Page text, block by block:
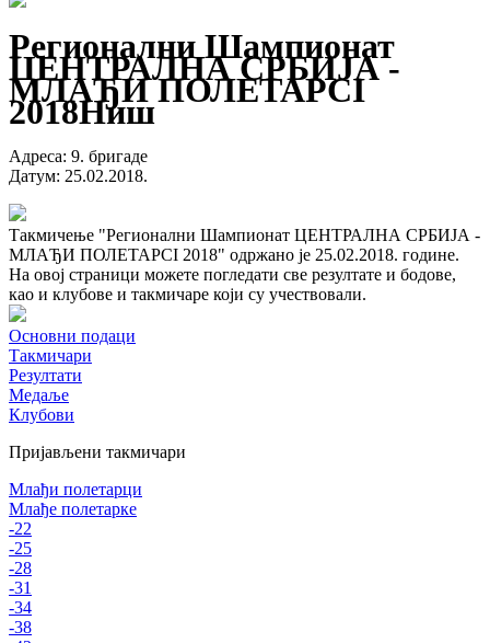
Регионални Шампионат
ЦЕНТРАЛНА СРБИЈА -
МЛАЂИ ПОЛЕТАРCI
2018Ниш
Адреса: 9. бригаде
Датум: 25.02.2018.
Такмичење "Регионални Шампионат ЦЕНТРАЛНА СРБИЈА -
МЛАЂИ ПОЛЕТАРCI 2018" одржано је 25.02.2018. године.
На овој страници можете погледати све резултате и бодове,
као и клубове и такмичаре који су учествовали.
Основни подаци
Такмичари
Резултати
Медаље
Клубови
Пријављени такмичари
Млађи полетарци
Млађе полетарке
-22
-25
-28
-31
-34
-38